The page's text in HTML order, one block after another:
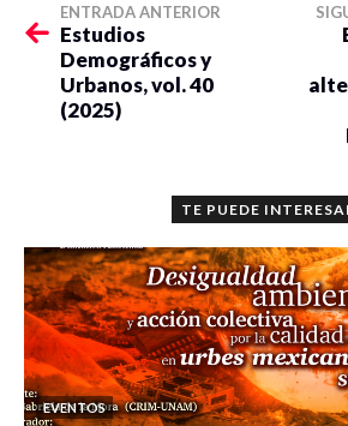
ENTRADA ANTERIOR
Estudios
Demográficos y
Urbanos, vol. 40
(2025)
TE PUEDE
EVENTOS